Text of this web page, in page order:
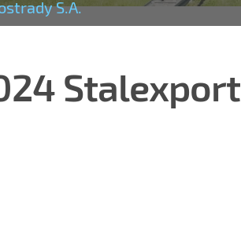
S.A.
Stalexport